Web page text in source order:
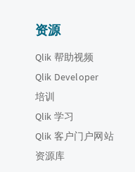
资源
Qlik 帮助视频
Qlik Developer
培训
Qlik 学习
Qlik 客户门户网站
资源库